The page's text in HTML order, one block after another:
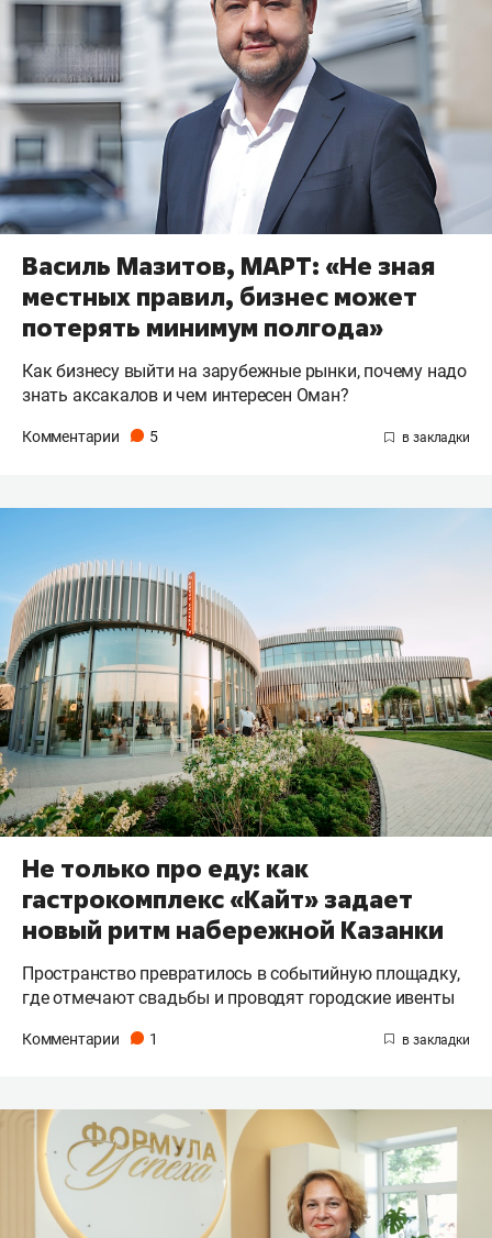
Василь Мазитов, МАРТ: «Не зная
местных правил, бизнес может
потерять минимум полгода»
Как бизнесу выйти на зарубежные рынки, почему надо
знать аксакалов и чем интересен Оман?
Комментарии 5
Не только про еду: как
гастрокомплекс «Кайт» задает
новый ритм набережной Казанки
Пространство превратилось в событийную площадку,
где отмечают свадьбы и проводят городские ивенты
Комментарии 1